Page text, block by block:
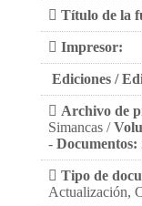
Título de la
Impresor:
Ediciones /
Archivo de
Simancas /
- Documentos:
Tipo de
Actualización,